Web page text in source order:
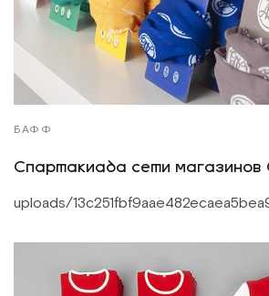
БАФФ
Спартакиада сети магазинов
uploads/